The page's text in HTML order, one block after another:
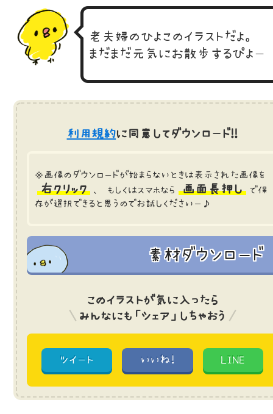
老夫婦のひよこのイラストだよ。
まだまだ元気にお散歩するぴよー
利用規約に同意してダウンロード!!
※画像のダウンロードが始まらないときは表示された画像を
右クリック 、 もしくはスマホなら 画面長押し
で保
存が選択できると思うのでお試しくださいー♪
素材ダウンロード
このイラストが気に入ったら
みんなにも「シェア」しちゃおう
ツイート いいね! LINE